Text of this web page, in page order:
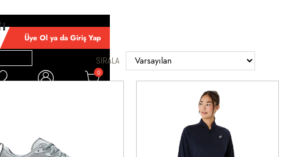
Üye Ol ya da Giriş Yap
0
SIRALA